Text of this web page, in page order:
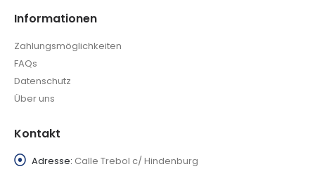
Informationen
Zahlungsmöglichkeiten
FAQs
Datenschutz
Über uns
Kontakt
Adresse: Calle Trebol c/ Hindenburg